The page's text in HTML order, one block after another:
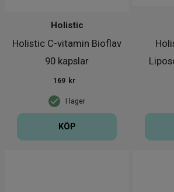
Holistic C-vitamin Bioflav
90 kapslar
Holistic
I lager
169 kr
KÖP